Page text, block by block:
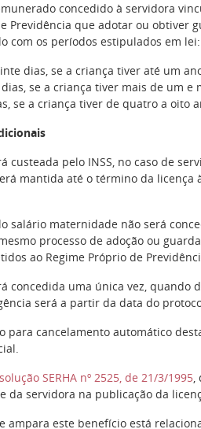
concedido à servidora
Previdência que adotar ou obtiver
com os períodos estipulados em lei:
dias, se a criança tiver até um
dias, se a criança tiver mais de um
se a criança tiver de quatro a oito
custeada pelo INSS, no caso de
mantida até o término da licença
salário maternidade não será
processo de adoção ou
ao Regime Próprio de
concedida uma única vez,
será a partir da data do
para cancelamento automático
SERHA nº 2525, de 21/3/1995,
da servidora na publicação da
ampara este benefício está